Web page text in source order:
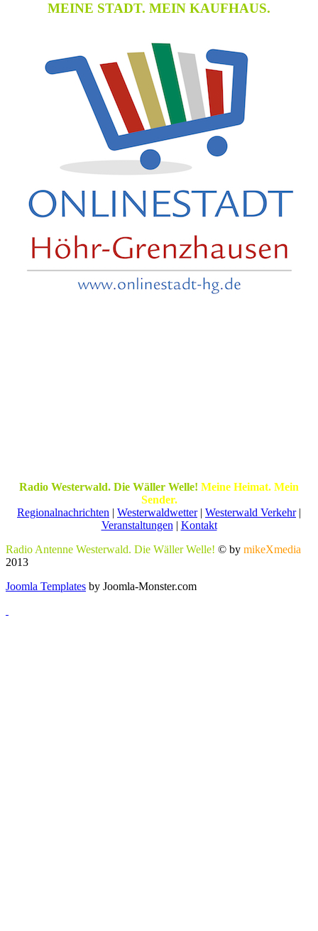
MEINE STADT. MEIN KAUFHAUS.
Radio Westerwald. Die Wäller Welle! Meine Heimat. Mein
Sender.
Regionalnachrichten | Westerwaldwetter| Westerwald Verkehr|
Veranstaltungen | Kontakt
Radio Antenne Westerwald. Die Wäller Welle! © by mikeXmedia
2013
Joomla Templates by Joomla-Monster.com